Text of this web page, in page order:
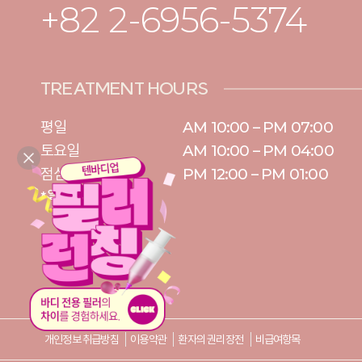
+82 2-6956-5374
TREATMENT HOURS
평일
토요일
점심시간
AM 10:00 – PM 07:00
AM 10:00 – PM 04:00
PM 12:00 – PM 01:00
* 일요일/공휴일 휴무
개인정보 취급방침 이용약관 환자의 권리장전 비급여항목